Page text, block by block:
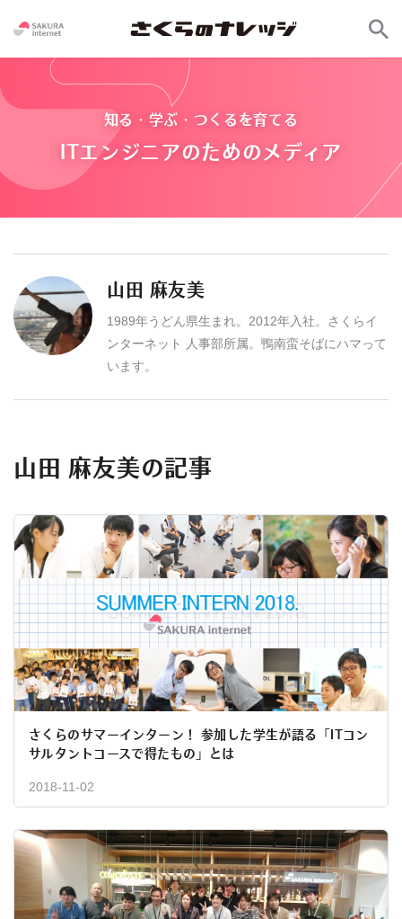
知る・学ぶ・つくるを育てる
ITエンジニアのためのメディア
山田 麻友美
1989年うどん県生まれ。2012年入社。さくらイ
ンターネット 人事部所属。鴨南蛮そばにハマって
います。
山田 麻友美の記事
さくらのサマーインターン！ 参加した学生が語る「ITコン
サルタントコースで得たもの」とは
2018-11-02